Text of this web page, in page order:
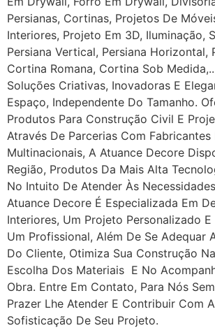
Persianas, Cortinas, Projetos De
Interiores, Projeto Em 3D, Iluminação,
Persiana Vertical, Persiana Horizontal,
Cortina Romana, Cortina Sob
Soluções Criativas, Inovadoras E
Espaço, Independente Do Tamanho.
Produtos Para Construção Civil E
Através De Parcerias Com Fabricantes
Multinacionais, A Atuance Decore
Região, Produtos Da Mais Alta
No Intuito De Atender Às
Atuance Decore É Especializada Em
Interiores, Um Projeto Personalizado
Um Profissional, Além De Se Adequar
Do Cliente, Otimiza Sua Construção
Escolha Dos Materiais E No
Obra. Entre Em Contato, Para Nós
Prazer Lhe Atender E Contribuir Com
Sofisticação De Seu Projeto.